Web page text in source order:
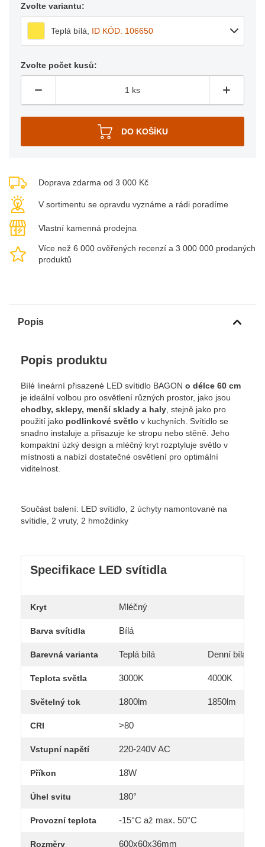
Zvolte variantu:
Teplá bílá, ID KÓD: 106650
Zvolte počet kusů:
Doprava zdarma od 3 000 Kč
V sortimentu se opravdu vyznáme a rádi poradíme
Vlastní kamenná prodejna
Více než 6 000 ověřených recenzí a 3 000 000 prodaných
produktů
Popis
Popis produktu
Bílé lineární přisazené LED svítidlo BAGON o délce 60 cm
je ideální volbou pro osvětlení různých prostor, jako jsou
chodby, sklepy, menší sklady a haly , stejně jako pro
použití jako podlinkové světlo v kuchyních. Svítidlo se
snadno instaluje a přisazuje ke stropu nebo stěně. Jeho
kompaktní úzký design a mléčný kryt rozptyluje světlo v
místnosti a nabízí dostatečné osvětlení pro optimální
viditelnost.
Součást balení: LED svítidlo, 2 úchyty namontované na
svítidle, 2 vruty, 2 hmoždinky
Specifikace LED svítidla
Kryt Mléčný
Barva svítidla Bílá
Barevná varianta Teplá bílá Denní bílá
Teplota světla 3000K 4000K
Světelný tok 1800lm 1850lm
CRI >80
Vstupní napětí 220-240V AC
Příkon 18W
Úhel svitu 180°
Provozní teplota -15°C až max. 50°C
Rozměry 600x60x36mm